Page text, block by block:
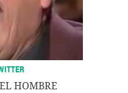
HOMBRE